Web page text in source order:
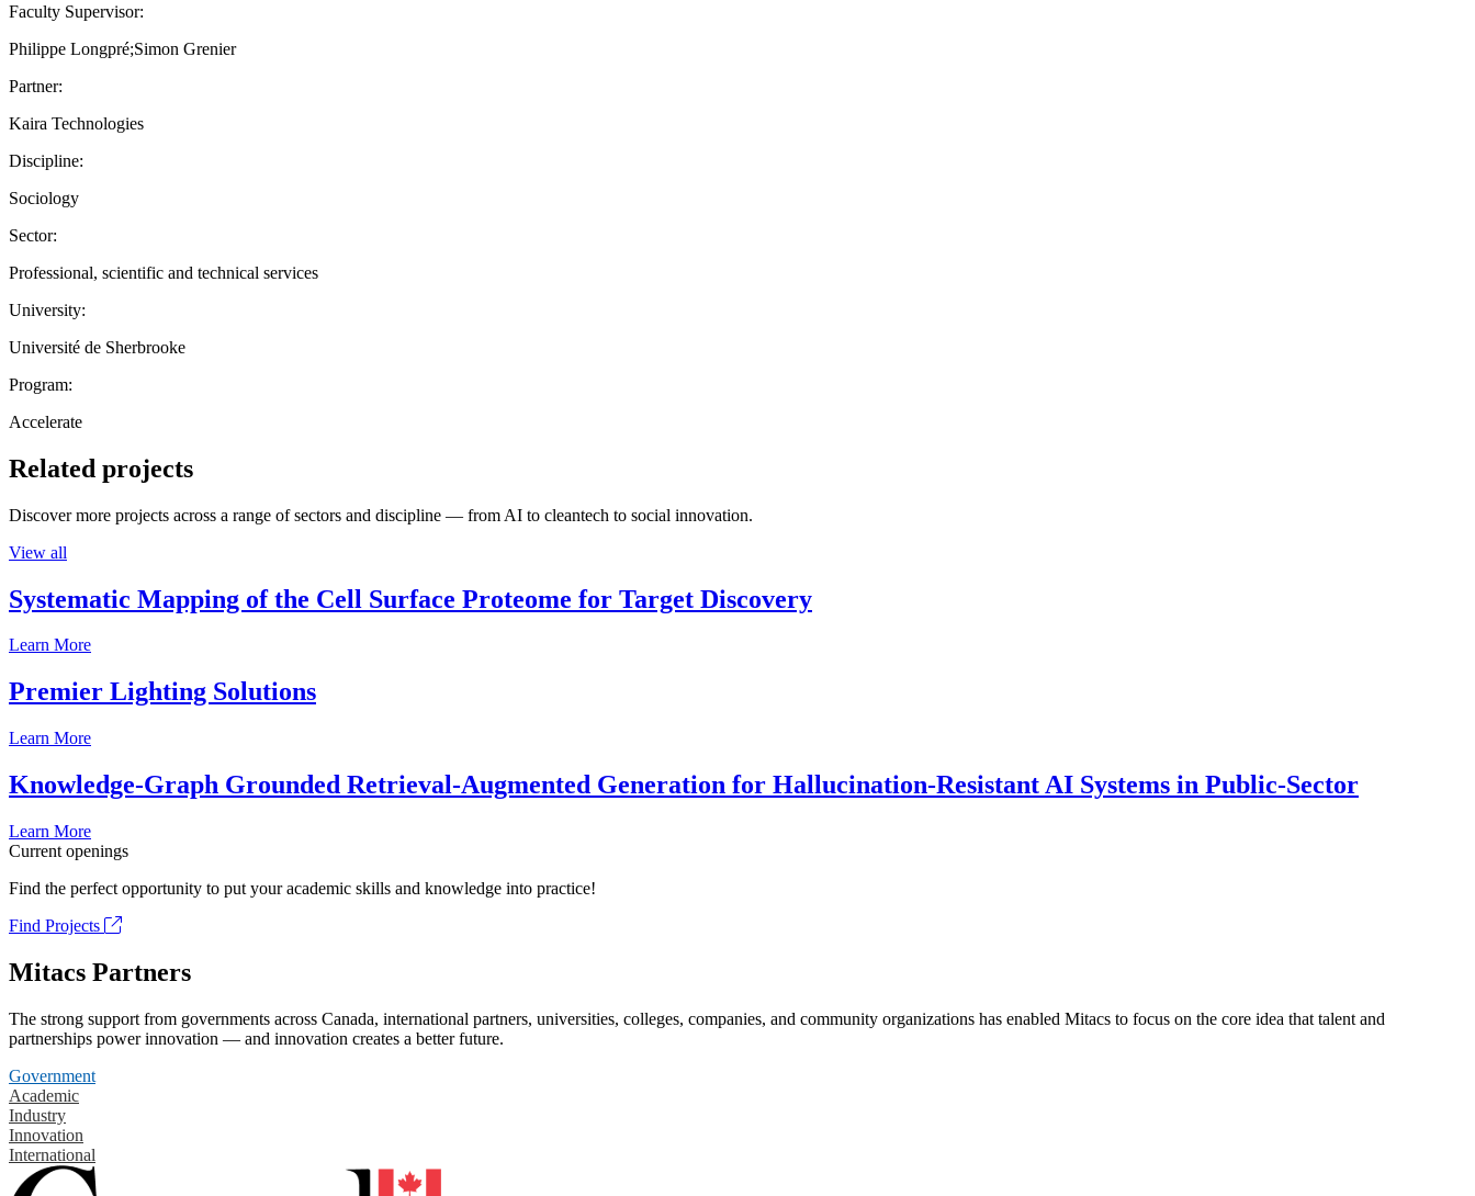
Faculty Supervisor:
Philippe Longpré;Simon Grenier
Partner:
Kaira Technologies
Discipline:
Sociology
Sector:
Professional, scientific and technical services
University:
Université de Sherbrooke
Program:
Accelerate
Related projects
Discover more projects across a range of sectors and discipline — from AI to cleantech to social innovation.
View all
Systematic Mapping of the Cell Surface Proteome for Target Discovery
Learn More
Premier Lighting Solutions
Learn More
Knowledge-Graph Grounded Retrieval-Augmented Generation for Hallucination-Resistant AI Systems in Public-Sector
Learn More
Current openings
Find the perfect opportunity to put your academic skills and knowledge into practice!
Find Projects
Mitacs Partners
The strong support from governments across Canada, international partners, universities, colleges, companies, and community organizations has enabled Mitacs to focus on the core idea that talent and
partnerships power innovation — and innovation creates a better future.
Government
Academic
Industry
Innovation
International